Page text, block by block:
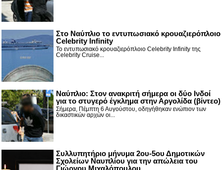
Στο Ναύπλιο το εντυπωσιακό κρουαζιερόπλοιο
Celebrity Infinity
Το εντυπωσιακό κρουαζιερόπλοιο Celebrity Infinity της
Celebrity Cruise...
Nαύπλιο: Στον ανακριτή σήμερα οι δύο Ινδοί
για το στυγερό έγκλημα στην Αργολίδα (βίντεο)
Σήμερα, Πέμπτη 6 Αυγούστου, οδηγήθηκαν ενώπιον των
δικαστικών αρχών οι...
Συλλυπητήριο μήνυμα 2ου-5ου Δημοτικών
Σχολείων Ναυπλίου για την απώλεια του